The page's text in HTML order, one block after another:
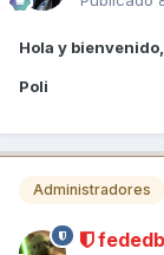
Hola y
Poli
Administradores
fededb